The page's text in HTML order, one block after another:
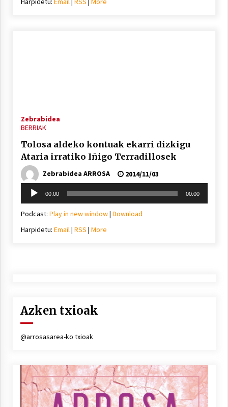
Zebrabidea
BERRIAK
Tolosa aldeko kontuak ekarri dizkigu
Ataria irratiko Iñigo Terradillosek
Zebrabidea ARROSA
2014/11/03
Soinu
erreproduzigailua
00:00 00:00
Podcast: Play in new window| Download
Harpidetu: Email| RSS | More
Azken txioak
@arrosasarea-ko txioak